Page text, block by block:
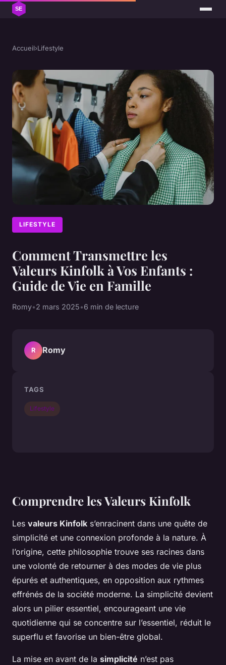
Accueil›Lifestyle
LIFESTYLE
Comment Transmettre les
Valeurs Kinfolk à Vos Enfants :
Guide de Vie en Famille
Romy•2 mars 2025•6 min de lecture
Comprendre les Valeurs Kinfolk
Les valeurs Kinfolk s’enracinent dans une quête de
simplicité et une connexion profonde à la nature. À
l’origine, cette philosophie trouve ses racines dans
une volonté de retourner à des modes de vie plus
épurés et authentiques, en opposition aux rythmes
effrénés de la société moderne. La simplicité devient
alors un pilier essentiel, encourageant une vie
quotidienne qui se concentre sur l’essentiel, réduit le
superflu et favorise un bien-être global.
La mise en avant de la simplicité n’est pas
R Romy
TAGS
Lifestyle